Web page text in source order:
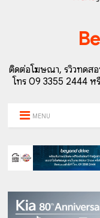
ติดต่อโฆษณา, รีวิวทดส
โทร 09 3355 2444
MENU